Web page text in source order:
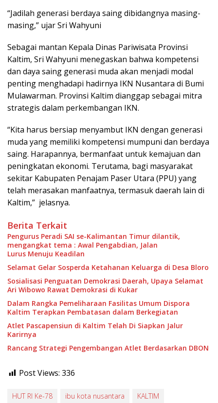
“Jadilah generasi berdaya saing dibidangnya masing-
masing,” ujar Sri Wahyuni
Sebagai mantan Kepala Dinas Pariwisata Provinsi
Kaltim, Sri Wahyuni menegaskan bahwa kompetensi
dan daya saing generasi muda akan menjadi modal
penting menghadapi hadirnya IKN Nusantara di Bumi
Mulawarman. Provinsi Kaltim dianggap sebagai mitra
strategis dalam perkembangan IKN.
“Kita harus bersiap menyambut IKN dengan generasi
muda yang memiliki kompetensi mumpuni dan berdaya
saing. Harapannya, bermanfaat untuk kemajuan dan
peningkatan ekonomi. Terutama, bagi masyarakat
sekitar Kabupaten Penajam Paser Utara (PPU) yang
telah merasakan manfaatnya, termasuk daerah lain di
Kaltim,” jelasnya.
Berita Terkait
Pengurus Peradi SAI se-Kalimantan Timur dilantik,
mengangkat tema : Awal Pengabdian, Jalan
Lurus Menuju Keadilan
Selamat Gelar Sosperda Ketahanan Keluarga di Desa Bloro
Sosialisasi Penguatan Demokrasi Daerah, Upaya Selamat
Ari Wibowo Rawat Demokrasi di Kukar
Dalam Rangka Pemeliharaan Fasilitas Umum Dispora
Kaltim Terapkan Pembatasan dalam Berkegiatan
Atlet Pascapensiun di Kaltim Telah Di Siapkan Jalur
Karirnya
Rancang Strategi Pengembangan Atlet Berdasarkan DBON
Post Views: 336
HUT RI Ke-78 ibu kota nusantara KALTIM